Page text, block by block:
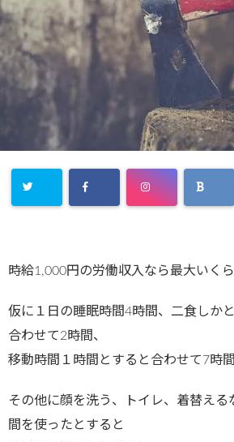
時給1,000円の労働収入なら最大いく
仮に１日の睡眠時間4時間、二食しか
合わせて2時間、
移動時間１時間とすると合わせて7時間
その他に顔を洗う、トイレ、着替える
間を使ったとすると